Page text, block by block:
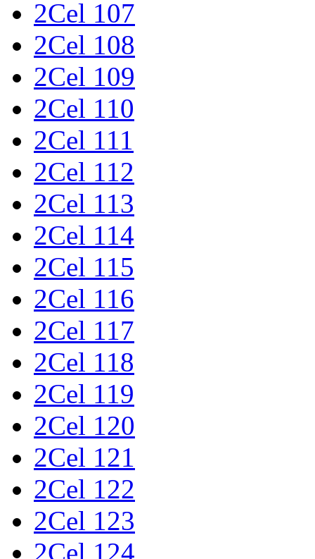
2Cel 107
2Cel 108
2Cel 109
2Cel 110
2Cel 111
2Cel 112
2Cel 113
2Cel 114
2Cel 115
2Cel 116
2Cel 117
2Cel 118
2Cel 119
2Cel 120
2Cel 121
2Cel 122
2Cel 123
2Cel 124